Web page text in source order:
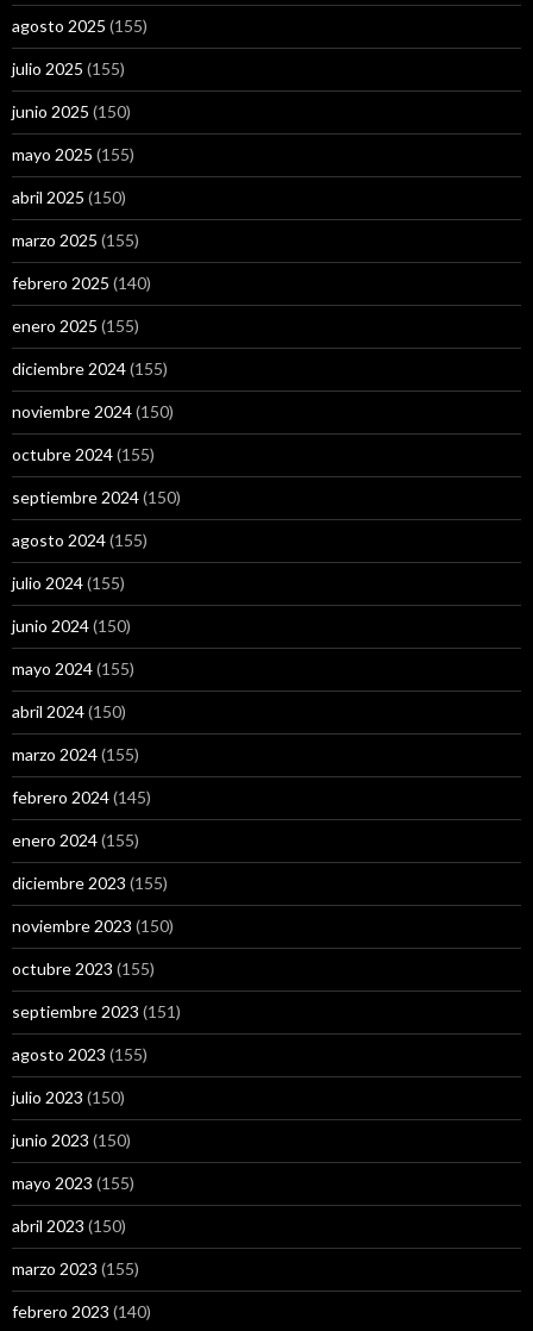
agosto 2025 (155)
julio 2025 (155)
junio 2025 (150)
mayo 2025 (155)
abril 2025 (150)
marzo 2025 (155)
febrero 2025 (140)
enero 2025 (155)
diciembre 2024(155)
noviembre 2024(150)
octubre 2024(155)
septiembre 2024(150)
agosto 2024(155)
julio 2024(155)
junio 2024(150)
mayo 2024(155)
abril 2024(150)
marzo 2024(155)
febrero 2024(145)
enero 2024(155)
diciembre 2023 (155)
noviembre 2023 (150)
octubre 2023 (155)
septiembre 2023 (151)
agosto 2023 (155)
julio 2023 (150)
junio 2023 (150)
mayo 2023 (155)
abril 2023 (150)
marzo 2023 (155)
febrero 2023 (140)